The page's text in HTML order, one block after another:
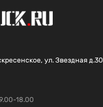
ул. Звездная д.30
18.00